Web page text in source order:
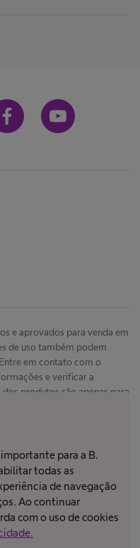
e aprovados para venda em
de uso também podem
em contato com o
e verificar a
produtos são apenas para
B. Braun
para a B.
todas as
de navegação
Ao continuar
com o uso de cookies